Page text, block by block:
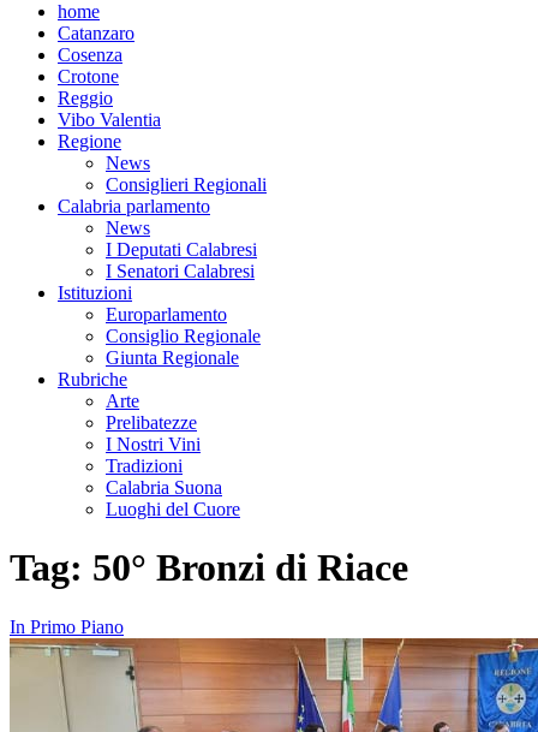
home
Catanzaro
Cosenza
Crotone
Reggio
Vibo Valentia
Regione
News
Consiglieri Regionali
Calabria parlamento
News
I Deputati Calabresi
I Senatori Calabresi
Istituzioni
Europarlamento
Consiglio Regionale
Giunta Regionale
Rubriche
Arte
Prelibatezze
I Nostri Vini
Tradizioni
Calabria Suona
Luoghi del Cuore
Tag: 50° Bronzi di Riace
In Primo Piano